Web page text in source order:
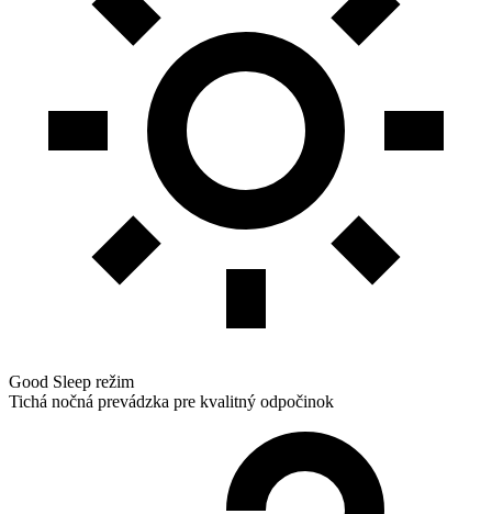
Good Sleep režim
Tichá nočná prevádzka pre kvalitný odpočinok